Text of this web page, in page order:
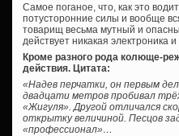
Самое поганое, что, как это
потусторонние силы и вообще
товарищ весьма мутный и
действует никакая электроника
Кроме разного рода колюще-
действия. Цитата:
«Надев перчатки, он первым
двадцати метров пробивал
«Жигуля». Другой отличался
открытку величиной. Песцов
«профессионал»…